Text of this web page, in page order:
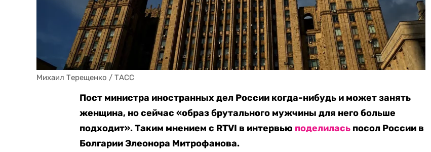
Михаил Терещенко / ТАСС
Пост министра иностранных дел России когда-нибудь и может занять
женщина, но сейчас «образ брутального мужчины для него больше
подходит». Таким мнением с RTVI в интервью поделилась посол России в
Болгарии Элеонора Митрофанова.